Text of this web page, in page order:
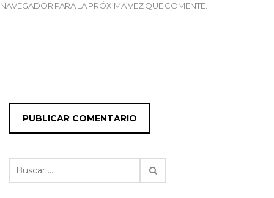
NAVEGADOR PARA LA PRÓXIMA VEZ QUE COMENTE.
Buscar: